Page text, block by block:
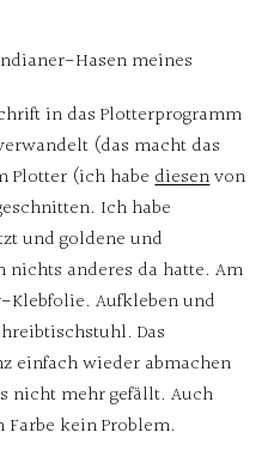
Hasen meines
in das Plotterprogramm
(das macht das
Plotter (ich habediesenvon
Ich habe
und goldene und
anderes da hatte. Am
Klebfolie. Aufkleben und
Das
einfach wieder abmachen
nicht mehr gefällt. Auch
kein Problem.